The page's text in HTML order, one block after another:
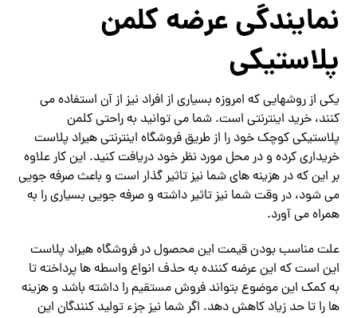
نمایندگی عرضه کلمن
پلاستیکی
یکی از روشهایی که امروزه بسیاری از افراد نیز از آن استفاده می
کنند، خرید اینترنتی است. شما می توانید به راحتی کلمن
پلاستیکی کوچک خود را از طریق فروشگاه اینترنتی هیراد پلاست
خریداری کرده و در محل مورد نظر خود دریافت کنید. این کار علاوه
بر این که در هزینه های شما نیز تاثیر گذار است و باعث صرفه جویی
می شود، در وقت شما نیز تاثیر داشته و صرفه جویی بسیاری را به
همراه می آورد.
علت مناسب بودن قیمت این محصول در فروشگاه هیراد پلاست
این است که این عرضه کننده به حذف انواع واسطه ها پرداخته تا
به کمک این موضوع بتواند فروش مستقیم را داشته باشد و هزینه
ها را تا حد زیاد کاهش دهد. اگر شما نیز جزء تولید کنندگان این